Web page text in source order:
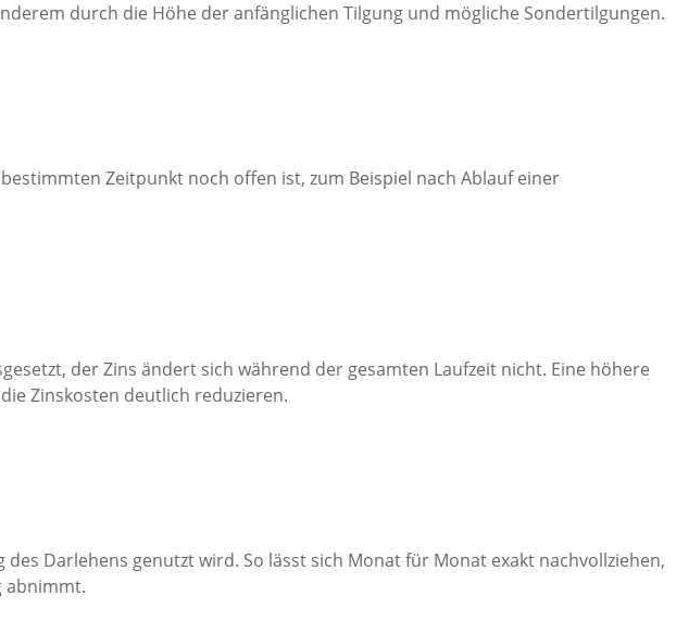
durch die Höhe der anfänglichen Tilgung und mögliche Sondertilgungen.
Zeitpunkt noch offen ist, zum Beispiel nach Ablauf einer
der Zins ändert sich während der gesamten Laufzeit nicht. Eine höhere
Zinskosten deutlich reduzieren.
Darlehens genutzt wird. So lässt sich Monat für Monat exakt nachvollziehen,
abnimmt.